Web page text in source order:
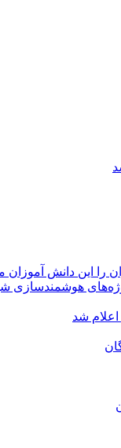
شهری در
شد